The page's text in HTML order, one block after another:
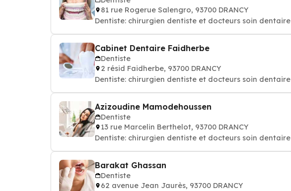
81 rue Rogerue Salengro, 93700 DRANCY
Dentiste: chirurgien dentiste et docteurs soin dentaire
Cabinet Dentaire Faidherbe
Dentiste
2 résid Faidherbe, 93700 DRANCY
Dentiste: chirurgien dentiste et docteurs soin dentaire
Azizoudine Mamodehoussen
Dentiste
13 rue Marcelin Berthelot, 93700 DRANCY
Dentiste: chirurgien dentiste et docteurs soin dentaire
Barakat Ghassan
Dentiste
62 avenue Jean Jaurès, 93700 DRANCY